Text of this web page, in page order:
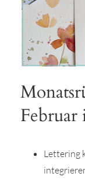
Lettering